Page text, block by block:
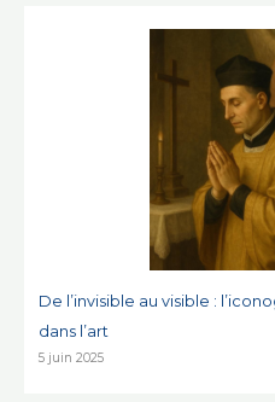
De l’invisible au visible :
dans l’art
5 juin 2025